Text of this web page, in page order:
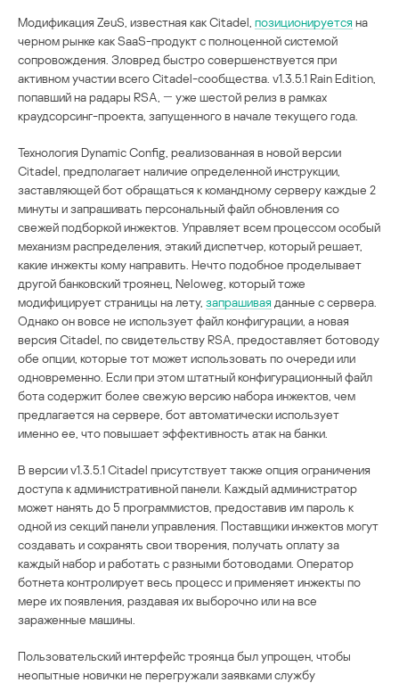
Модификация ZeuS, известная как Citadel, позиционируется на
черном рынке как SaaS-продукт с полноценной системой
сопровождения. Зловред быстро совершенствуется при
активном участии всего Citadel-сообщества. v1.3.5.1 Rain Edition,
попавший на радары RSA, ― уже шестой релиз в рамках
краудсорсинг-проекта, запущенного в начале текущего года.
Технология Dynamic Config, реализованная в новой версии
Citadel, предполагает наличие определенной инструкции,
заставляющей бот обращаться к командному серверу каждые 2
минуты и запрашивать персональный файл обновления со
свежей подборкой инжектов. Управляет всем процессом особый
механизм распределения, этакий диспетчер, который решает,
какие инжекты кому направить. Нечто подобное проделывает
другой банковский троянец, Neloweg, который тоже
модифицирует страницы на лету, запрашивая данные с сервера.
Однако он вовсе не использует файл конфигурации, а новая
версия Citadel, по свидетельству RSA, предоставляет ботоводу
обе опции, которые тот может использовать по очереди или
одновременно. Если при этом штатный конфигурационный файл
бота содержит более свежую версию набора инжектов, чем
предлагается на сервере, бот автоматически использует
именно ее, что повышает эффективность атак на банки.
В версии v1.3.5.1 Citadel присутствует также опция ограничения
доступа к административной панели. Каждый администратор
может нанять до 5 программистов, предоставив им пароль к
одной из секций панели управления. Поставщики инжектов могут
создавать и сохранять свои творения, получать оплату за
каждый набор и работать с разными ботоводами. Оператор
ботнета контролирует весь процесс и применяет инжекты по
мере их появления, раздавая их выборочно или на все
зараженные машины.
Пользовательский интерфейс троянца был упрощен, чтобы
неопытные новички не перегружали заявками службу